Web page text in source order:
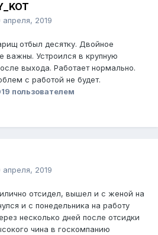
апреля, 2019
отбыл десятку. Двойное
важны. Устроился в крупную
выхода. Работает нормально.
с работой не будет.
пользователем
апреля, 2019
отсидел, вышел и с женой на
и с понедельника на работу
несколько дней после отсидки
чина в госкомпанию